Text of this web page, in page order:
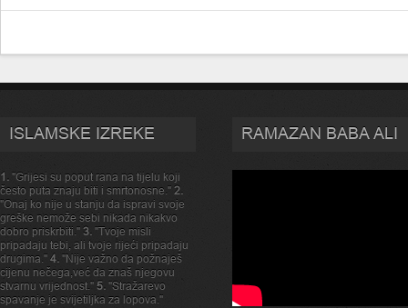
ISLAMSKE IZREKE
1. "Grijesi su poput rana na tijelu koji
često puta znaju biti i smrtonosne." 2.
"Onaj ko nije u stanju da ispravi svoje
greške nemože sebi nikada nikakvo
dobro priskrbiti." 3. "Tvoje misli
pripadaju tebi, ali tvoje rijeći pripadaju
drugima." 4. "Nije važno da požnaješ
cijenu nečega,već da znaš njegovu
stvarnu vrijednost." 5. "Stražarevo
spavanje je svijetiljka za lopova."
RAMAZAN BABA ALI